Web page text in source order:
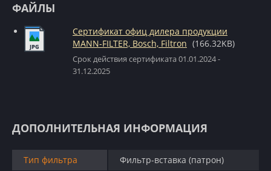
ФАЙЛЫ
Сертификат офиц дилера продукции
MANN-FILTER, Bosch, Filtron (166.32KB)
Срок действия сертификата 01.01.2024 -
31.12.2025
ДОПОЛНИТЕЛЬНАЯ ИНФОРМАЦИЯ
Тип фильтра
Фильтр-вставка (патрон)